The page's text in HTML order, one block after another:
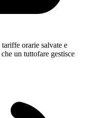
orarie salvate e
un tuttofare gestisce